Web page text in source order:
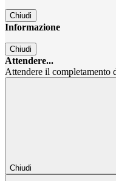
Chiudi
Informazione
Chiudi
Attendere...
Attendere il completamento
Chiudi